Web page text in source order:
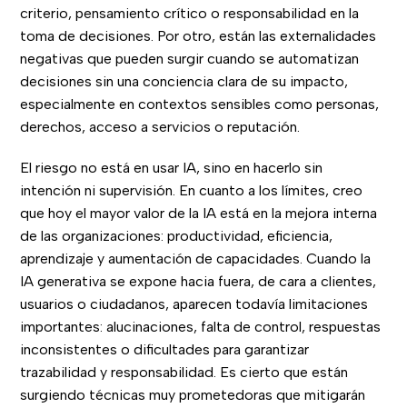
criterio, pensamiento crítico o responsabilidad en la
toma de decisiones. Por otro, están las externalidades
negativas que pueden surgir cuando se automatizan
decisiones sin una conciencia clara de su impacto,
especialmente en contextos sensibles como personas,
derechos, acceso a servicios o reputación.
El riesgo no está en usar IA, sino en hacerlo sin
intención ni supervisión. En cuanto a los límites, creo
que hoy el mayor valor de la IA está en la mejora interna
de las organizaciones: productividad, eficiencia,
aprendizaje y aumentación de capacidades. Cuando la
IA generativa se expone hacia fuera, de cara a clientes,
usuarios o ciudadanos, aparecen todavía limitaciones
importantes: alucinaciones, falta de control, respuestas
inconsistentes o dificultades para garantizar
trazabilidad y responsabilidad. Es cierto que están
surgiendo técnicas muy prometedoras que mitigarán